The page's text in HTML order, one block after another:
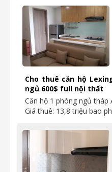
Cho thuê căn hộ
ngủ 600$ full nội thất
Căn hộ 1 phòng ngủ
Giá thuê: 13,8 triệu bao